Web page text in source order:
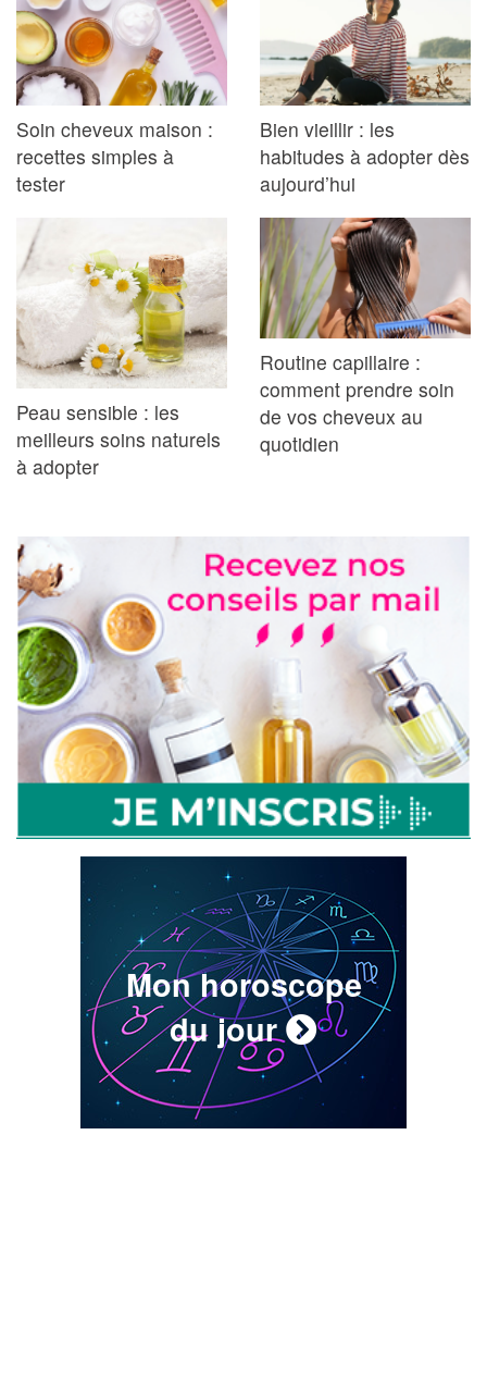
Soin cheveux maison :
recettes simples à
tester
Bien vieillir : les
habitudes à adopter dès
aujourd’hui
Peau sensible : les
meilleurs soins naturels
à adopter
Routine capillaire :
comment prendre soin
de vos cheveux au
quotidien
Mon horoscope
du jour